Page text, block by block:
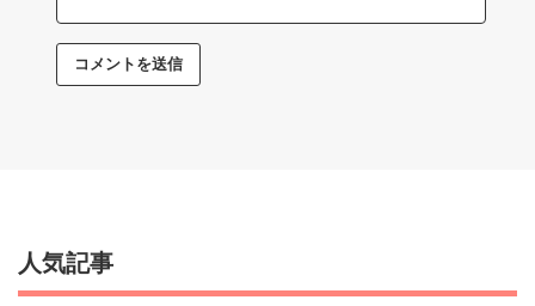
人気記事